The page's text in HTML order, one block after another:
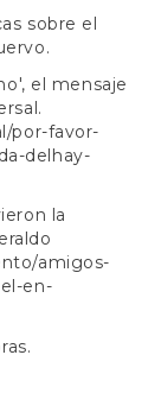
sobre el
el mensaje
por-favor-
delhay-
la
amigos-
en-